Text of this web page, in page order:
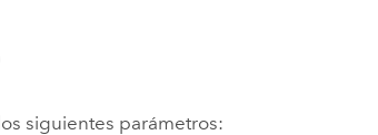
siguientes parámetros: